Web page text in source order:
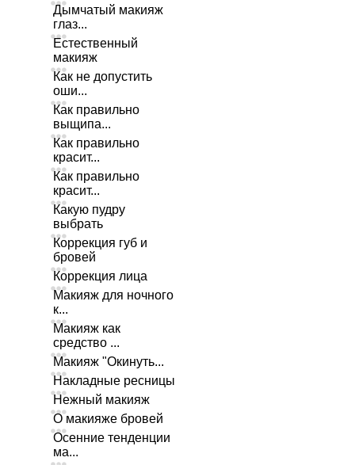
Дымчатый макияж
глаз...
Естественный
макияж
Как не допустить
оши...
Как правильно
выщипа...
Как правильно
красит...
Как правильно
красит...
Какую пудру
выбрать
Коррекция губ и
бровей
Коррекция лица
Макияж для ночного
к...
Макияж как
средство ...
Макияж "Окинуть...
Накладные ресницы
Нежный макияж
О макияже бровей
Осенние тенденции
ма...